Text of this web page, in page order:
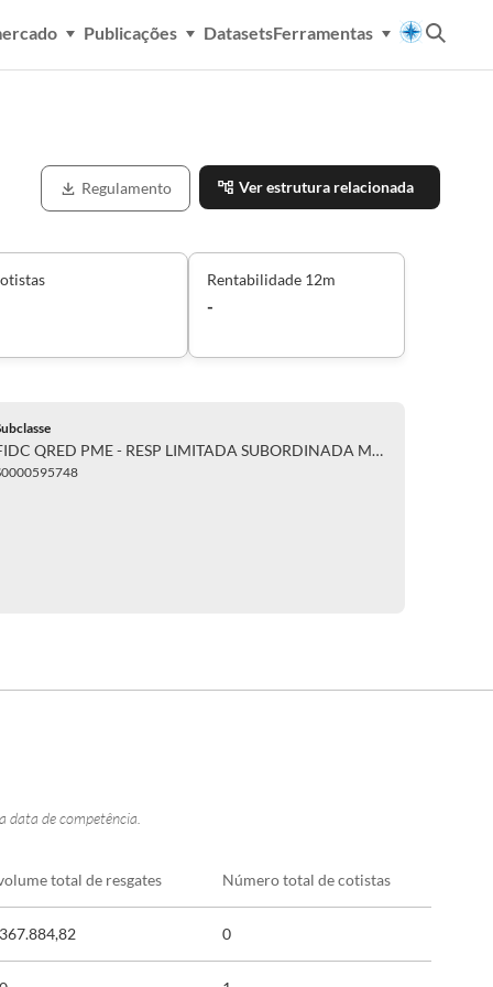
Publicações DatasetsFerramentas
Regulamento Ver estrutura relacionada
Rentabilidade 12m
-
FIDC QRED PME - RESP LIMITADA SUBORDINADA MEZANINO
data de competência.
total de resgates Número total de cotistas
0